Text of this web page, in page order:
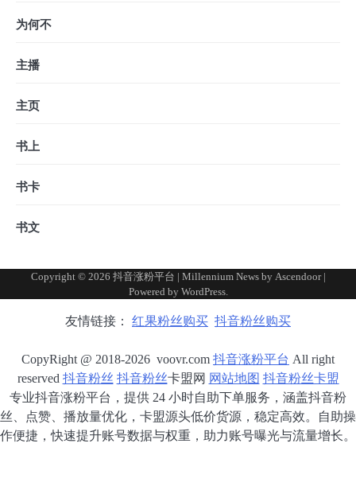
为何不
主播
主页
书上
书卡
书文
Copyright © 2026 抖音涨粉平台 | Millennium News by Ascendoor|
Powered by WordPress.
友情链接： 红果粉丝购买 抖音粉丝购买
CopyRight @ 2018-2026 voovr.com 抖音涨粉平台 All right
reserved 抖音粉丝 抖音粉丝卡盟网 网站地图 抖音粉丝卡盟
专业抖音涨粉平台，提供 24 小时自助下单服务，涵盖抖音粉
丝、点赞、播放量优化，卡盟源头低价货源，稳定高效。自助操
作便捷，快速提升账号数据与权重，助力账号曝光与流量增长。